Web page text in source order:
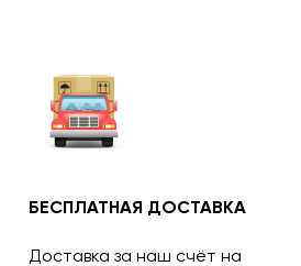
БЕСПЛАТНАЯ ДОСТАВКА
Доставка за наш счёт на